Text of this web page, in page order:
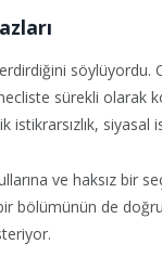
sürekli olarak
siyasal
ve haksız bir
bölümünün de